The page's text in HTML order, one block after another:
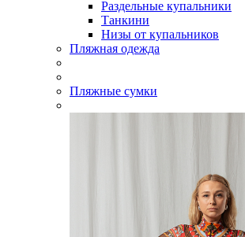
Раздельные купальники
Танкини
Низы от купальников
Пляжная одежда
Пляжные сумки